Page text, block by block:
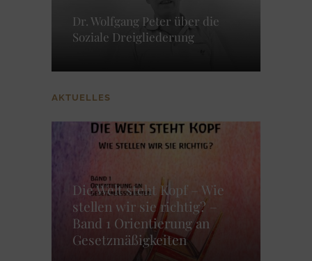
Dr. Wolfgang Peter über die
Soziale Dreigliederung
AKTUELLES
Die Welt steht Kopf – Wie
stellen wir sie richtig? –
Band 1 Orientierung an
Gesetzmäßigkeiten